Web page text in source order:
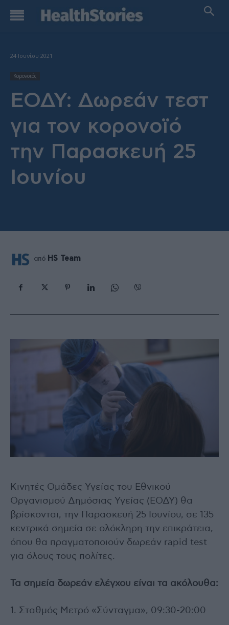
24 Ιουνίου 2021
Κορονοιός
ΕΟΔΥ: Δωρεάν τεστ
για τον κορονοϊό
την Παρασκευή 25
Ιουνίου
από HS Team
Κινητές Ομάδες Υγείας του Εθνικού
Οργανισμού Δημόσιας Υγείας (ΕΟΔΥ) θα
βρίσκονται, την Παρασκευή 25 Ιουνίου, σε 135
κεντρικά σημεία σε ολόκληρη την επικράτεια,
όπου θα πραγματοποιούν δωρεάν rapid test
για όλους τους πολίτες.
Τα σημεία δωρεάν ελέγχου είναι τα ακόλουθα:
1. Σταθμός Μετρό «Σύνταγμα», 09:30-20:00